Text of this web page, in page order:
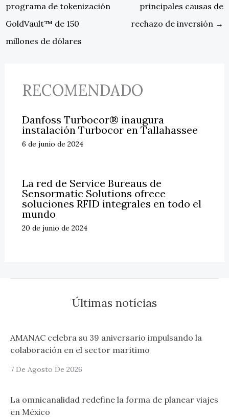
programa de tokenización
GoldVault™ de 150
millones de dólares
principales causas de
rechazo de inversión →
RECOMENDADO
Danfoss Turbocor® inaugura
instalación Turbocor en Tallahassee
6 de junio de 2024
La red de Service Bureaus de
Sensormatic Solutions ofrece
soluciones RFID integrales en todo el
mundo
20 de junio de 2024
Últimas notícias
AMANAC celebra su 39 aniversario impulsando la
colaboración en el sector marítimo
7 De Agosto De 2026
La omnicanalidad redefine la forma de planear viajes
en México